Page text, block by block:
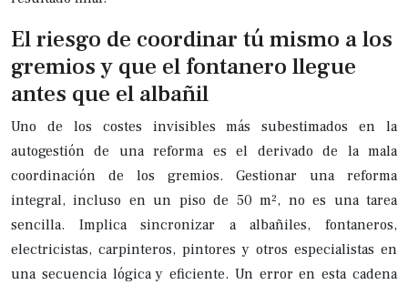
El riesgo de coordinar tú mismo a los
gremios y que el fontanero llegue
antes que el albañil
Uno de los costes invisibles más subestimados en la
autogestión de una reforma es el derivado de la mala
coordinación de los gremios. Gestionar una reforma
integral, incluso en un piso de 50 m², no es una tarea
sencilla. Implica sincronizar a albañiles, fontaneros,
electricistas, carpinteros, pintores y otros especialistas en
una secuencia lógica y eficiente. Un error en esta cadena